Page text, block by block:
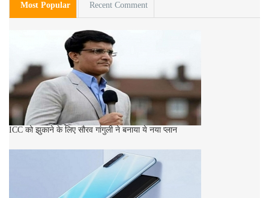
Most Popular Recent Comment
ICC को झुकाने के लिए सौरव गांगुली ने बनाया ये नया प्लान